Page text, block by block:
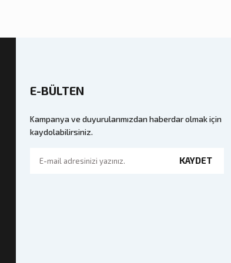
E-BÜLTEN
Kampanya ve duyurularımızdan haberdar olmak için
kaydolabilirsiniz.
KAYDET